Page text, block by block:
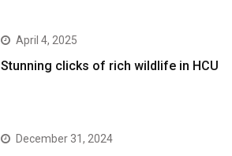
April 4, 2025
Stunning clicks of rich wildlife in HCU
December 31, 2024